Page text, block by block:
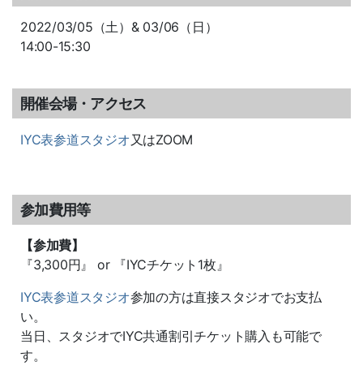
2022/03/05（土）& 03/06（日）
14:00-15:30
開催会場・アクセス
IYC表参道スタジオ又はZOOM
参加費用等
【参加費】
『3,300円』 or 『IYCチケット1枚』
IYC表参道スタジオ参加の方は直接スタジオでお支払
い。
当日、スタジオでIYC共通割引チケット購入も可能で
す。